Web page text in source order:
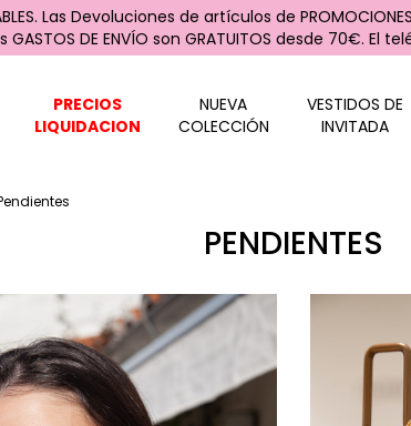
Las Devoluciones de artículos de
GASTOS DE ENVÍO son GRATUITOS desde 70€. El
PRECIOS
LIQUIDACION
NUEVA
COLECCIÓN
VESTIDOS DE
INVITADA
PENDIENTES